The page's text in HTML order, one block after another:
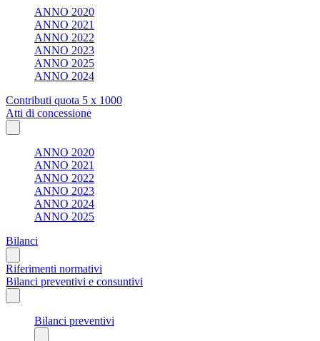
ANNO 2020
ANNO 2021
ANNO 2022
ANNO 2023
ANNO 2025
ANNO 2024
Contributi quota 5 x 1000
Atti di concessione
ANNO 2020
ANNO 2021
ANNO 2022
ANNO 2023
ANNO 2024
ANNO 2025
Bilanci
Riferimenti normativi
Bilanci preventivi e consuntivi
Bilanci preventivi